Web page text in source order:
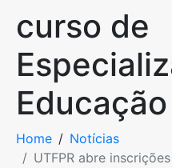
curso de
Educação
Home
Notícias
UTFPR abre